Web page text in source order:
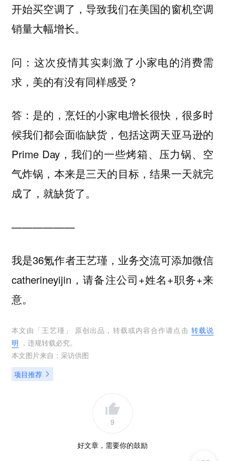
开始买空调了，导致我们在美国的窗机空调
销量大幅增长。
问：这次疫情其实刺激了小家电的消费需
求，美的有没有同样感受？
答：是的，烹饪的小家电增长很快，很多时
候我们都会面临缺货，包括这两天亚马逊的
Prime Day，我们的一些烤箱、压力锅、空
气炸锅，本来是三天的目标，结果一天就完
成了，就缺货了。
——————
我是36氪作者王艺瑾，业务交流可添加微信
catherineyijin，请备注公司+姓名+职务+来
意。
本文由「 王艺瑾 」 原创出品，转载或内容合作请点击 转载说
明 ，违规转载必究。
本文图片来自： 采访供图
项目推荐
9
好文章，需要你的鼓励